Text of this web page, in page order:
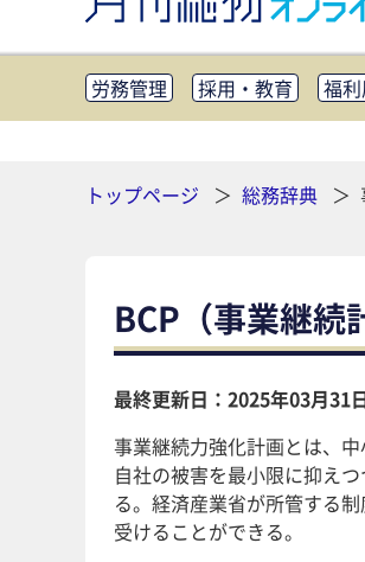
労務管理 採用・教育 福
知財管理
リスクマネジメン
トップページ
総務辞典
BCP（事業継続
最終更新日：2025年03月31
事業継続力強化計画とは、
自社の被害を最小限に抑え
る。経済産業省が所管する
受けることができる。